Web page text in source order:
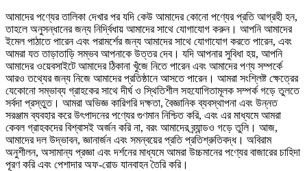
আমাদের পণ্যের তালিকা দেখার পর যদি কেউ আমাদের কোনো পণ্যের প্রতি আগ্রহী হন,
তাহলে অনুসন্ধানের জন্য নির্দ্বিধায় আমাদের সাথে যোগাযোগ করুন। আপনি আমাদের
ইমেল পাঠাতে পারেন এবং পরামর্শের জন্য আমাদের সাথে যোগাযোগ করতে পারেন, এবং
আমরা যত তাড়াতাড়ি সম্ভব আপনাকে উত্তর দেব। যদি আপনার সুবিধা হয়, আপনি
আমাদের ওয়েবসাইটে আমাদের ঠিকানা খুঁজে নিতে পারেন এবং আমাদের পণ্য সম্পর্কে
আরও তথ্যের জন্য নিজে আমাদের প্রতিষ্ঠানে আসতে পারেন। আমরা সংশ্লিষ্ট ক্ষেত্রের
যেকোনো সম্ভাব্য গ্রাহকের সাথে দীর্ঘ ও স্থিতিশীল সহযোগিতামূলক সম্পর্ক গড়ে তুলতে
সর্বদা প্রস্তুত। আমরা অভিজ্ঞ কারিগরি দক্ষতা, বৈজ্ঞানিক ব্যবস্থাপনা এবং উন্নত
সরঞ্জাম ব্যবহার করে উৎপাদনের পণ্যের গুণমান নিশ্চিত করি, এবং এর মাধ্যমে আমরা
কেবল গ্রাহকদের বিশ্বাসই অর্জন করি না, বরং আমাদের ব্র্যান্ডও গড়ে তুলি। আজ,
আমাদের দল উদ্ভাবন, জ্ঞানার্জন এবং সমন্বয়ের প্রতি প্রতিশ্রুতিবদ্ধ। অবিরাম
অনুশীলন, অসামান্য প্রজ্ঞা এবং দর্শনের মাধ্যমে আমরা উচ্চমানের পণ্যের বাজারের চাহিদা
পূরণ করি এবং পেশাদার অফ-রোড যানবাহন তৈরি করি।